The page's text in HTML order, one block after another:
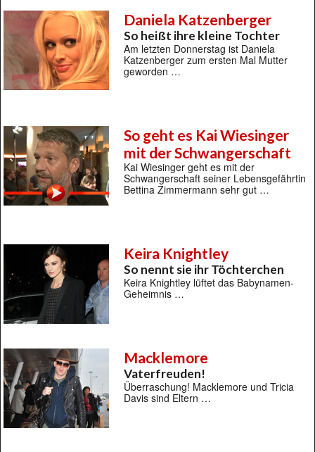
Daniela Katzenberger
So heißt ihre kleine Tochter
Am letzten Donnerstag ist Daniela
Katzenberger zum ersten Mal Mutter
geworden …
So geht es Kai Wiesinger
mit der Schwangerschaft
Kai Wiesinger geht es mit der
Schwangerschaft seiner Lebensgefährtin
Bettina Zimmermann sehr gut …
Keira Knightley
So nennt sie ihr Töchterchen
Keira Knightley lüftet das Babynamen-
Geheimnis …
Macklemore
Vaterfreuden!
Überraschung! Macklemore und Tricia
Davis sind Eltern …